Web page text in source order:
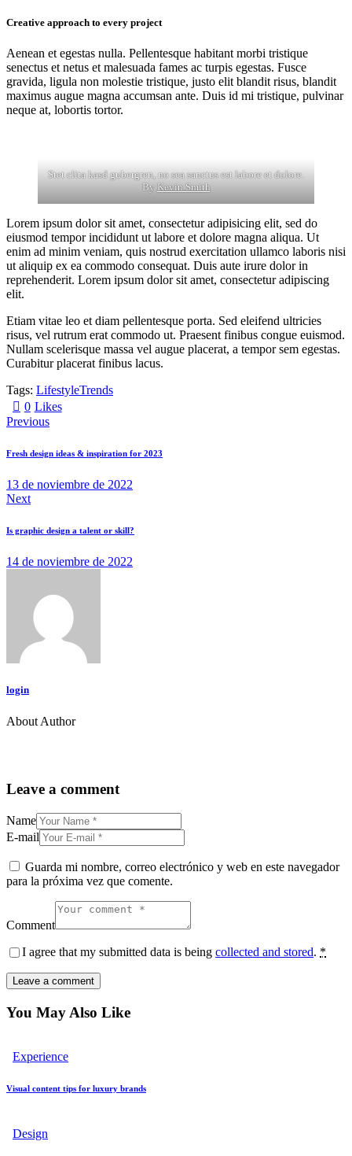
Creative approach to every project
Aenean et egestas nulla. Pellentesque habitant morbi tristique
senectus et netus et malesuada fames ac turpis egestas. Fusce
gravida, ligula non molestie tristique, justo elit blandit risus, blandit
maximus augue magna accumsan ante. Duis id mi tristique, pulvinar
neque at, lobortis tortor.
Stet clita kasd gubergren, no sea sanctus est labore et dolore.
ByKevin Smith
Lorem ipsum dolor sit amet, consectetur adipisicing elit, sed do
eiusmod tempor incididunt ut labore et dolore magna aliqua. Ut
enim ad minim veniam, quis nostrud exercitation ullamco laboris nisi
ut aliquip ex ea commodo consequat. Duis aute irure dolor in
reprehenderit. Lorem ipsum dolor sit amet, consectetur adipiscing
elit.
Etiam vitae leo et diam pellentesque porta. Sed eleifend ultricies
risus, vel rutrum erat commodo ut. Praesent finibus congue euismod.
Nullam scelerisque massa vel augue placerat, a tempor sem egestas.
Curabitur placerat finibus lacus.
Tags: LifestyleTrends
0 Likes
Previous
Fresh design ideas & inspiration for 2023
13 de noviembre de 2022
Next
Is graphic design a talent or skill?
14 de noviembre de 2022
login
About Author
Leave a comment
Name
E-mail
Guarda mi nombre, correo electrónico y web en este navegador
para la próxima vez que comente.
Comment
I agree that my submitted data is being collected and stored. *
You May Also Like
Experience
Visual content tips for luxury brands
Design